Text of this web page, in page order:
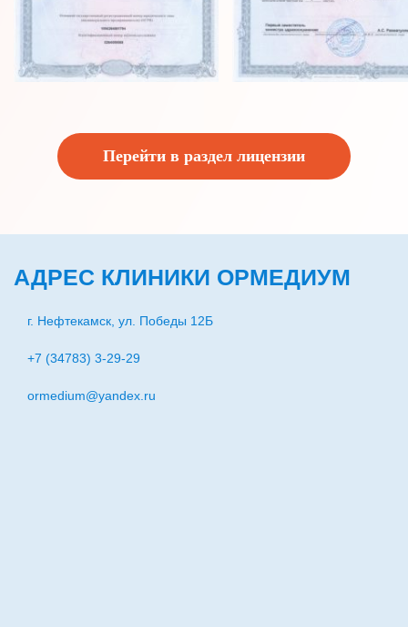
Перейти в раздел лицензии
АДРЕС КЛИНИКИ ОРМЕДИУМ
г. Нефтекамск, ул. Победы 12Б
+7 (34783) 3-29-29
ormedium@yandex.ru